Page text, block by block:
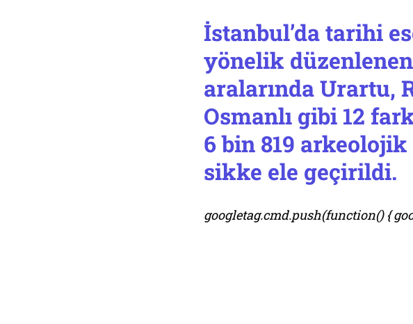
İstanbul’da tarihi
yönelik
aralarında Urartu,
Osmanlı gibi 12
6 bin 819
sikke ele geçirildi.
googletag.cmd.push(function() {